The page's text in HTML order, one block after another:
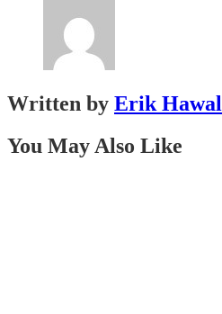
Written by Erik
You May Also Like